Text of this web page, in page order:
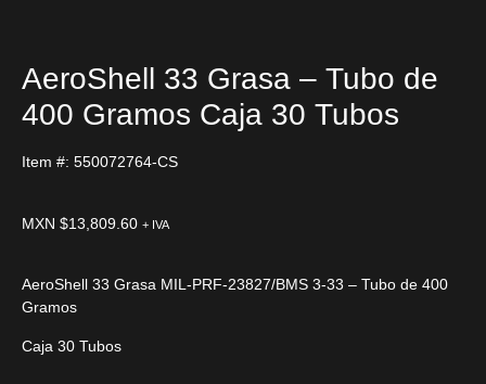
AeroShell 33 Grasa – Tubo de
400 Gramos Caja 30 Tubos
Item #: 550072764-CS
MXN $13,809.60 + IVA
AeroShell 33 Grasa MIL-PRF-23827/BMS 3-33 – Tubo de 400
Gramos
Caja 30 Tubos